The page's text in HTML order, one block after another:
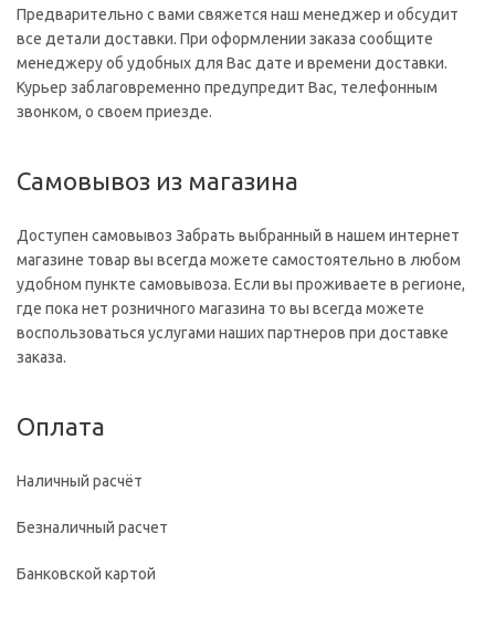
Предварительно с вами свяжется наш менеджер и обсудит
все детали доставки. При оформлении заказа сообщите
менеджеру об удобных для Вас дате и времени доставки.
Курьер заблаговременно предупредит Вас, телефонным
звонком, о своем приезде.
Самовывоз из магазина
Доступен самовывоз Забрать выбранный в нашем интернет
магазине товар вы всегда можете самостоятельно в любом
удобном пункте самовывоза. Если вы проживаете в регионе,
где пока нет розничного магазина то вы всегда можете
воспользоваться услугами наших партнеров при доставке
заказа.
Оплата
Наличный расчёт
Безналичный расчет
Банковской картой